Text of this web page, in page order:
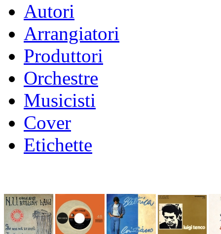
Autori
Arrangiatori
Produttori
Orchestre
Musicisti
Cover
Etichette